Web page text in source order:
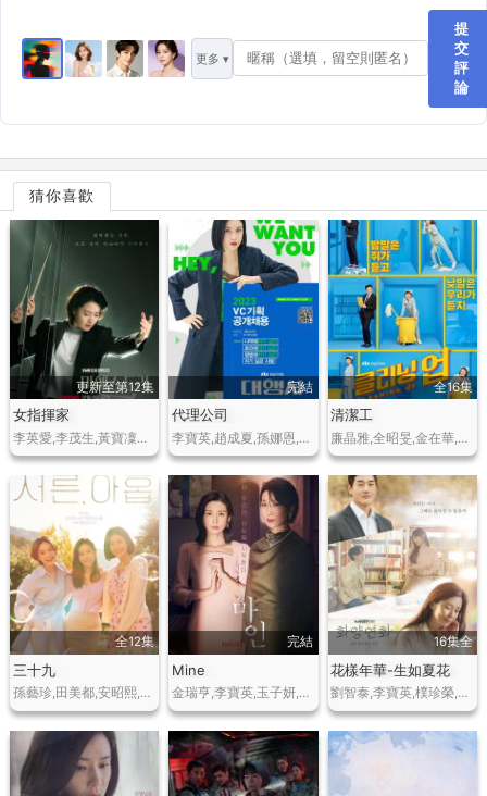
更多 ▾
提
交
評
論
猜你喜歡
更新至第12集
女指揮家
李英愛,李茂生,黃寶凜星,金英在,樸浩山
完結
代理公司
李寶英,趙成夏,孫娜恩,韓俊宇,全慧珍
全16集
清潔工
廉晶雅,全昭旻,金在華,李茂生,羅鍾贊,羅人友
全12集
三十九
孫藝珍,田美都,安昭熙,延宇振,李茂生,李泰煥,金智賢,吳世英
完結
Mine
金瑞亨,李寶英,玉子妍,李鉉旭,樸赫權,鄭賢俊,芮秀貞,樸元淑,鄭伊書
16集全
花樣年華-生如夏花
劉智泰,李寶英,樸珍榮,樸詩妍